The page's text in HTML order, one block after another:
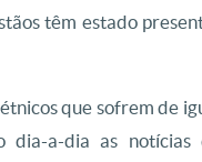
têm estado
que sofrem de
dia-a-dia as notícias